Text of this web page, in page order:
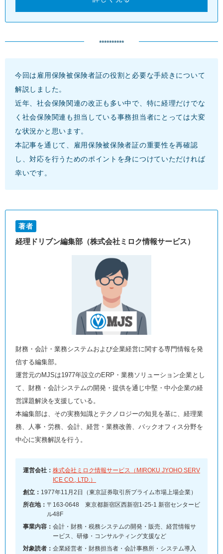
**********
今回は雇用保険被保険者証の役割と必要な手続きについて
解説しました。
近年、社会保険関連の改正も多い中で、特に経理だけでな
く社会保険関連も担当している事務担当者にとっては大変
な状況かと思います。
本記事を通じて、雇用保険被保険者証の重要性を再確認
し、対応を行うためのポイントを身につけていただければ
幸いです。
著者
経理ドリブン編集部（株式会社ミロク情報サービス）
財務・会計・業務システムおよび企業経営に関する専門情報を発
信する編集部。
運営元のMJSは1977年設立のERP・業務ソリューション企業とし
て、財務・会計システムの開発・提供を通じ中堅・中小企業の経
営課題解決を支援している。
本編集部は、その実務知識とテクノロジーの知見を基に、経理業
務、人事・労務、会計、経営・業務改善、バックオフィス分野を
中心に実務解説を行う。
運営会社： 株式会社ミロク情報サービス（MIROKU JYOHO SERV
ICE CO., LTD.）
創立： 1977年11月2日（東京証券取引所プライム市場上場企業）
所在地： 〒163-0648 東京都新宿区西新宿1-25-1 新宿センタービ
ル48F
事業内容： 会計・財務・税務システムの開発・販売、経営情報サ
ービス、研修・コンサルティング支援など
対象読者： 企業経営者・財務担当者・会計事務所・システム導入